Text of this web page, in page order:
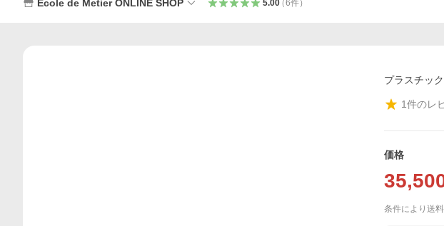
Ecole de Metier ONLINE SHOP 5.00（6件）
プラスチッ
1件のレ
価格
条件により送